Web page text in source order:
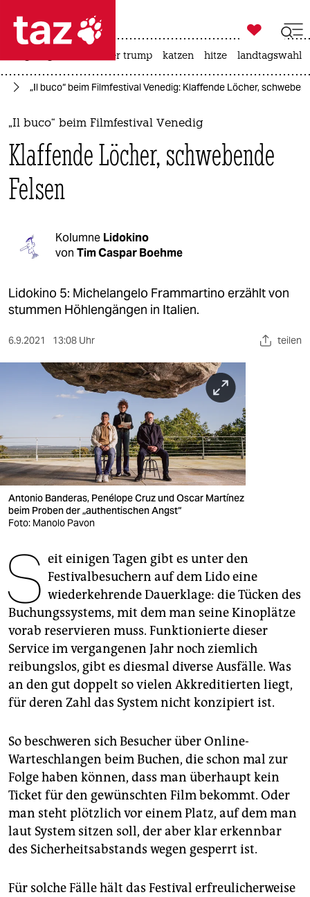
 taz zahl ich
taz zahl ich
themen
politik
öko
kultur
berlin
nord
wahrheit
veranstaltungen
shop
fragen & hilfe
abo
genossenschaft
epaper login

taz zahl ich
usa unter trump katzen hitze landtagswahl
„Il buco“ beim Filmfestival Venedig: Klaffende Löcher,
„Il buco“ beim Filmfestival Venedig
Klaffende Löcher, schwebende
Felsen
Kolumne Lidokino
von Tim Caspar Boehme
Lidokino 5: Michelangelo Frammartino erzählt von
stummen Höhlengängen in Italien.
6.9.2021 13:08 Uhr teilen
Antonio Banderas, Penélope Cruz und Oscar Martínez
beim Proben der „authentischen Angst“
Foto: Manolo Pavon
S eit einigen Tagen gibt es unter den
Festivalbesuchern auf dem Lido eine
wiederkehrende Dauerklage: die Tücken des
Buchungssystems, mit dem man seine Kinoplätze
vorab reservieren muss. Funktionierte dieser
Service im vergangenen Jahr noch ziemlich
reibungslos, gibt es diesmal diverse Ausfälle. Was
an den gut doppelt so vielen Akkreditierten liegt,
für deren Zahl das System nicht konzipiert ist.
So beschweren sich Besucher über Online-
Warteschlangen beim Buchen, die schon mal zur
Folge haben können, dass man überhaupt kein
Ticket für den gewünschten Film bekommt. Oder
man steht plötzlich vor einem Platz, auf dem man
laut System sitzen soll, der aber klar erkennbar
des Sicherheitsabstands wegen gesperrt ist.
Für solche Fälle hält das Festival erfreulicherweise